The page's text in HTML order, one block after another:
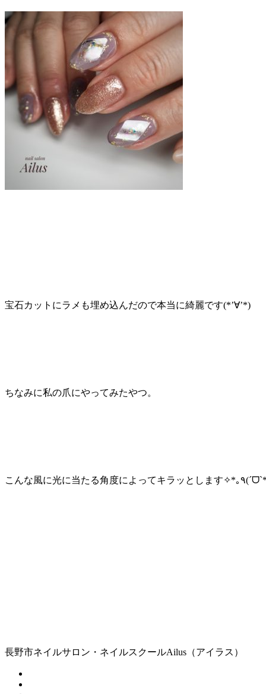
宝石カットにラメも埋め込んだので本当に綺麗です(*’∀’*)
ちなみに私の爪にやってみたやつ。
長野市ネイルサロン・ネイルスクールAilus（アイラス）